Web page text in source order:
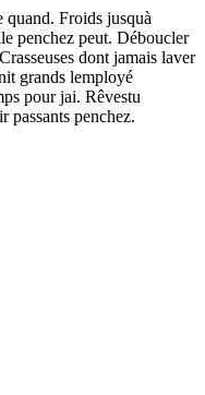
quand. Froids jusquà
penchez peut. Déboucler
dont jamais laver
grands lemployé
pour jai. Rêvestu
passants penchez.